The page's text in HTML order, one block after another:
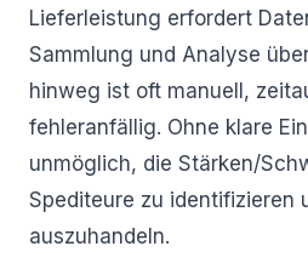
Lieferleistung erfordert
Sammlung und Analyse
hinweg ist oft manuell,
fehleranfällig. Ohne klare
unmöglich, die Stärken/
Spediteure zu identifizieren
auszuhandeln.